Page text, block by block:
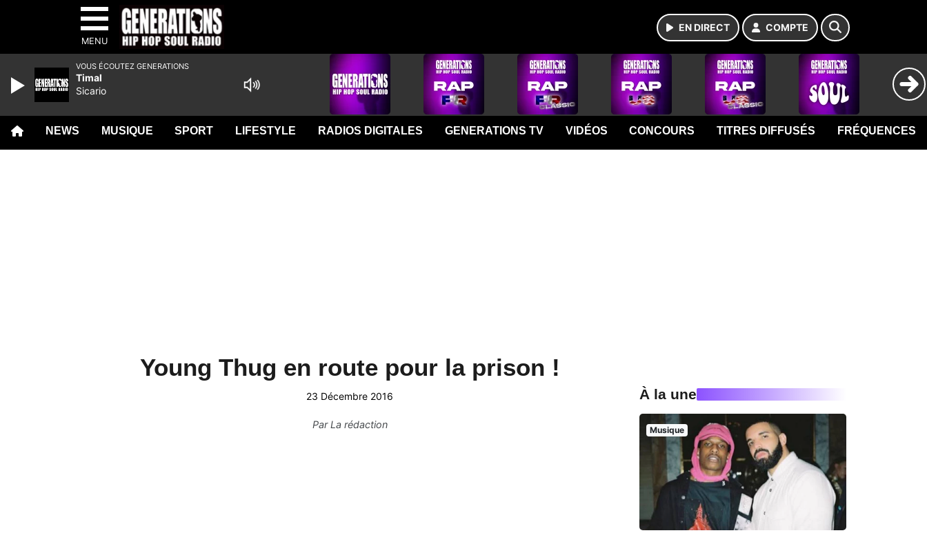
MENU
EN DIRECT COMPTE
NEWS MUSIQUE SPORT LIFESTYLE RADIOS DIGITALES GENERATIONS TV VIDÉOS CONCOURS TITRES DIFFUSÉS FRÉQUENCES
Young Thug en route pour la prison !
23 Décembre 2016
ParLa rédaction
À la une
Musique
VOUS ÉCOUTEZ GENERATIONS
Timal
Sicario